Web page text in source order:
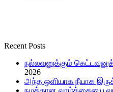
Recent Posts
நல்லவனுக்கும்
2026
அந்த ஒளியாக நீயாக
நமக்கான வாழ்க்கையை